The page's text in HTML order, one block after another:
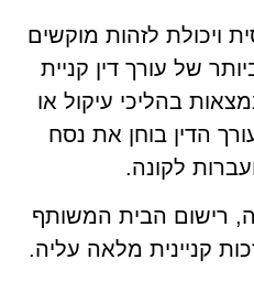
ויכולת לזהות מוקשים
של עורך דין קניית
בהליכי עיקול או
הדין בוחן את נסח
לקונה.
רישום הבית המשותף
קניינית מלאה עליה.